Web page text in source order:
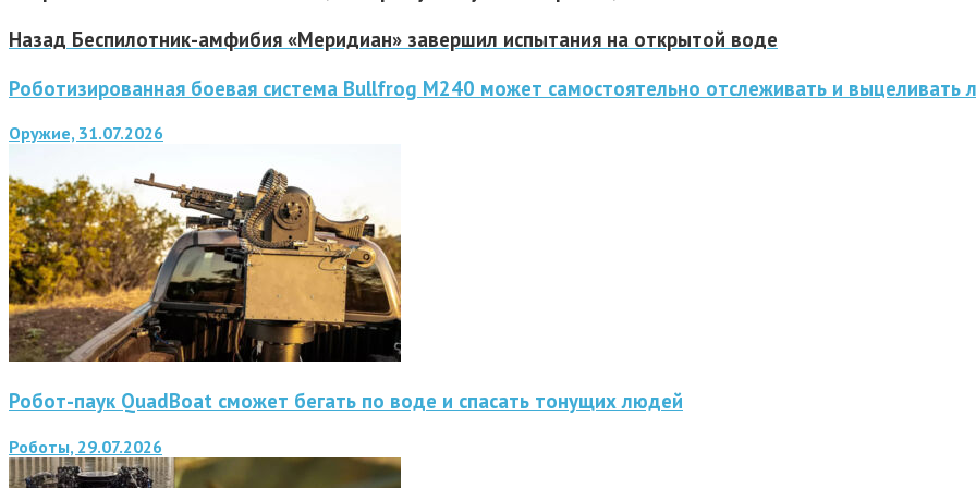
Назад Беспилотник-амфибия «Меридиан» завершил испытания на открытой воде
Роботизированная боевая система Bullfrog M240 может самостоятельно отслеживать и выцеливать
Оружие, 31.07.2026
Робот-паук QuadBoat сможет бегать по воде и спасать тонущих людей
Роботы, 29.07.2026